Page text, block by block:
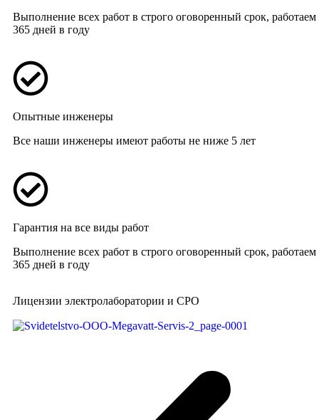
Выполнение всех работ в строго оговоренный срок, работаем
365 дней в году
Опытные инженеры
Все наши инженеры имеют работы не ниже 5 лет
Гарантия на все виды работ
Выполнение всех работ в строго оговоренный срок, работаем
365 дней в году
Лицензии электролаборатории и СРО